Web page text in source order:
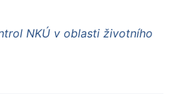
NKÚ v oblasti životního